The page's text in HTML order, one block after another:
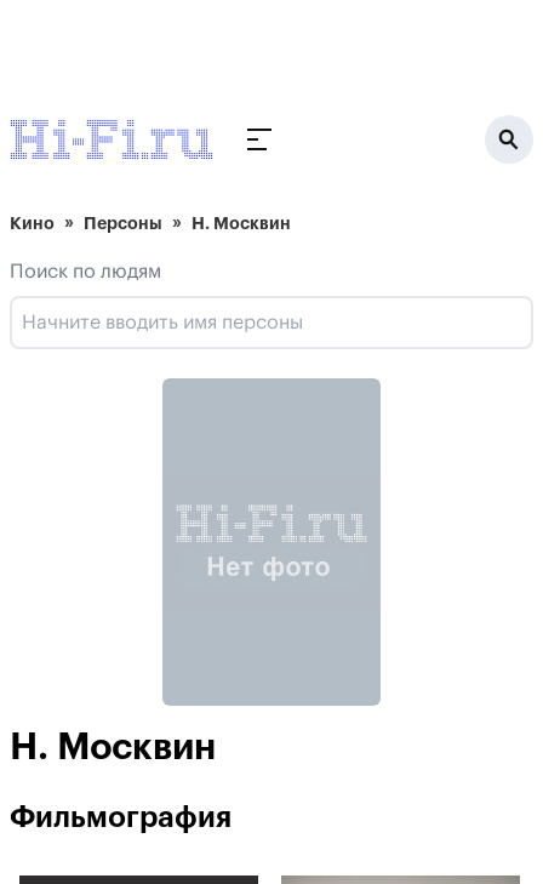
Кино Персоны Н. Москвин
Поиск по людям
Н. Москвин
Фильмография